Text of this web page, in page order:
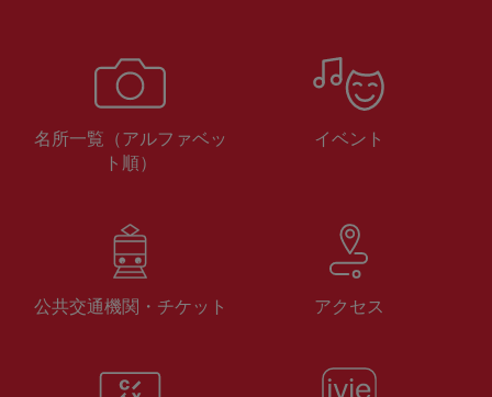
名所一覧（アルファベッ
ト順）
イベント
公共交通機関・チケット アクセス